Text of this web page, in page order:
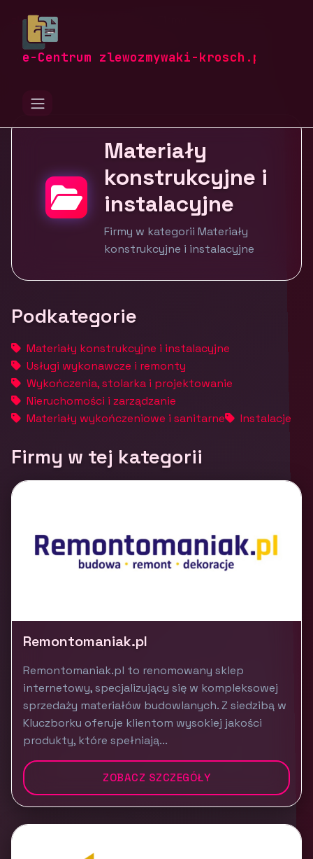
e-Centrum zlewozmywaki-krosch.pl
zlewozmywaki-krosch.pl
Budownictwo i nieruchomości
Materiały konstrukcyjne i instalacyjne
Materiały
konstrukcyjne i
instalacyjne
Firmy w kategorii Materiały
konstrukcyjne i instalacyjne
Podkategorie
Materiały konstrukcyjne i instalacyjne
Usługi wykonawcze i remonty
Wykończenia, stolarka i projektowanie
Nieruchomości i zarządzanie
Materiały wykończeniowe i sanitarne
Instalacje
Firmy w tej kategorii
Remontomaniak.pl
Remontomaniak.pl to renomowany sklep
internetowy, specjalizujący się w kompleksowej
sprzedaży materiałów budowlanych. Z siedzibą w
Kluczborku oferuje klientom wysokiej jakości
produkty, które spełniają...
ZOBACZ SZCZEGÓŁY